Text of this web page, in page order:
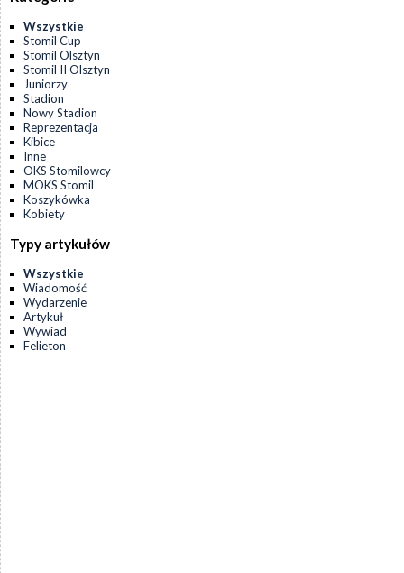
Wszystkie
Stomil Cup
Stomil Olsztyn
Stomil II Olsztyn
Juniorzy
Stadion
Nowy Stadion
Reprezentacja
Kibice
Inne
OKS Stomilowcy
MOKS Stomil
Koszykówka
Kobiety
Typy artykułów
Wszystkie
Wiadomość
Wydarzenie
Artykuł
Wywiad
Felieton